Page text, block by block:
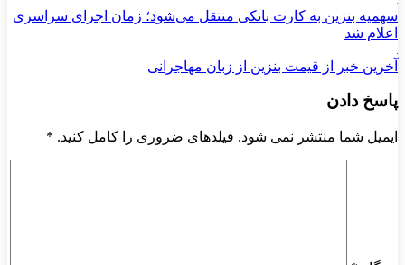
سهمیه بنزین به کارت بانکی منتقل می‌شود؛ زمان اجرای سراسری
اعلام شد
آخرین خبر از قیمت بنزین از زبان مهاجرانی
پاسخ دادن
ایمیل شما منتشر نمی شود. فیلدهای ضروری را کامل کنید. *